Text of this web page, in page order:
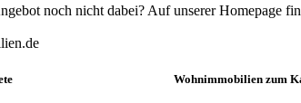
noch nicht dabei? Auf unserer Homepage
Wohnimmobilien zum